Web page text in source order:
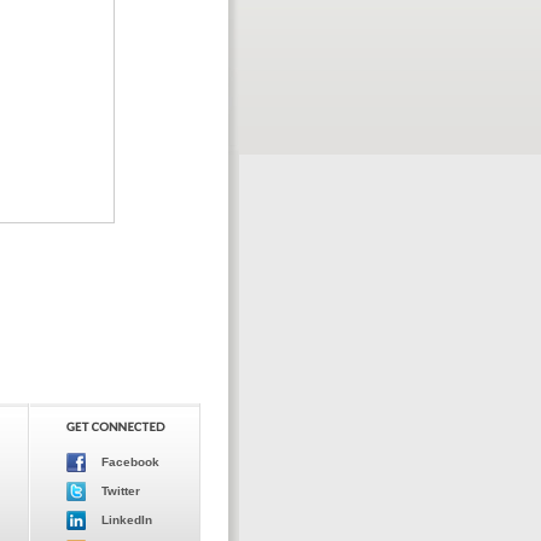
Facebook
Twitter
LinkedIn